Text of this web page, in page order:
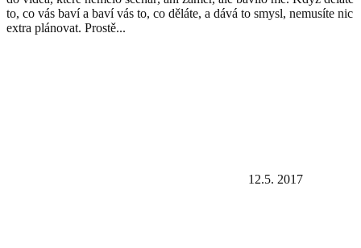
to, co vás baví a baví vás to, co děláte, a dává to smysl, nemusíte nic
extra plánovat. Prostě...
12.5. 2017